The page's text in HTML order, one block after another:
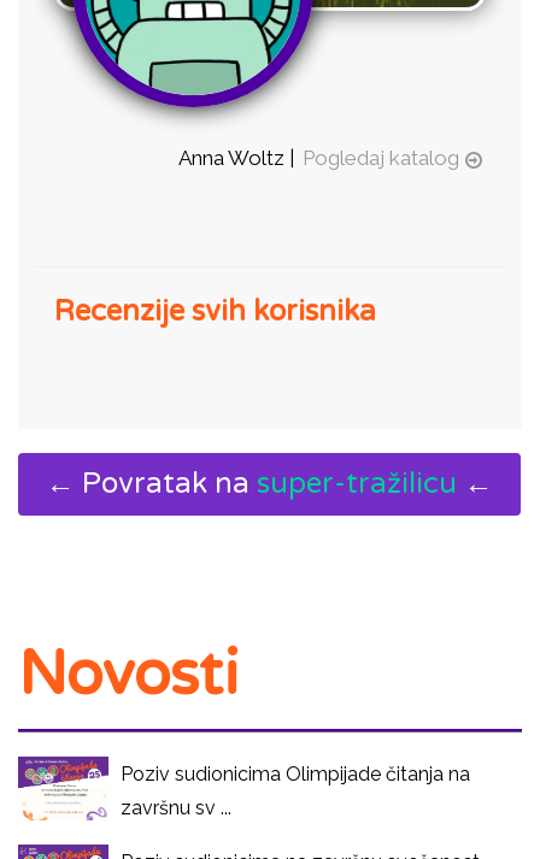
Anna Woltz | Pogledaj katalog
Recenzije svih korisnika
← Povratak na super-tražilicu ←
Novosti
Poziv sudionicima Olimpijade čitanja na
završnu sv ...